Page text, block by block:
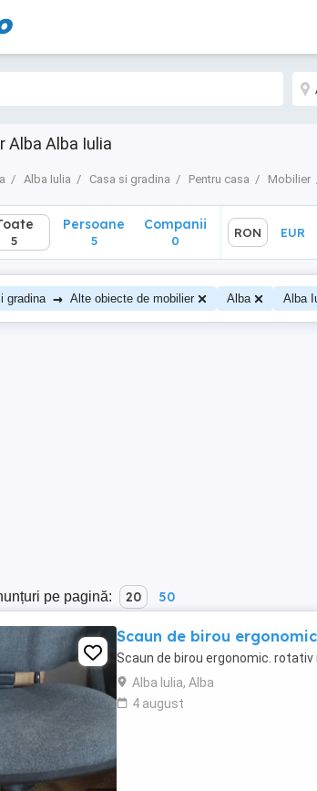
Alba Alba Iulia
Alba Iulia Casa si gradina Pentru casa Mobilier
5
5
Persoane
5
Companii
0
RON EUR
gradina → Alte obiecte de mobilier Alba Alba
pe pagină: 20 50
Scaun de birou ergonomic
Scaun de birou ergonomic. rotativ
Alba Iulia, Alba
4 august